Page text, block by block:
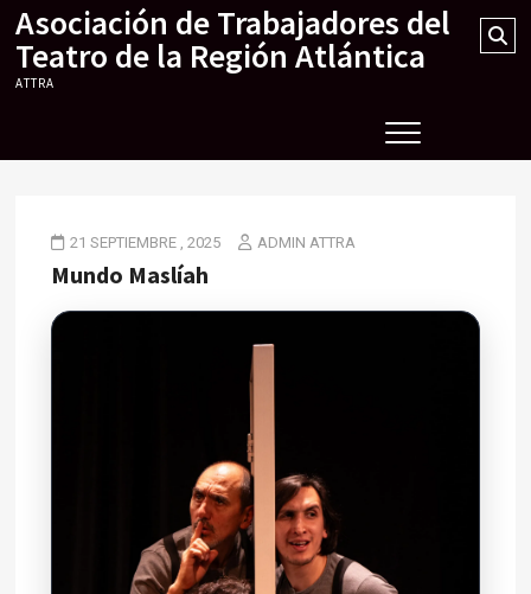
Skip
content
Asociación de Trabajadores del
Teatro de la Región Atlántica
ATTRA
21 SEPTIEMBRE , 2025 ADMIN ATTRA
Mundo Maslíah